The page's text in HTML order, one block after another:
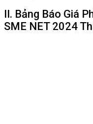
II. Bảng Báo Giá
SME NET 2024